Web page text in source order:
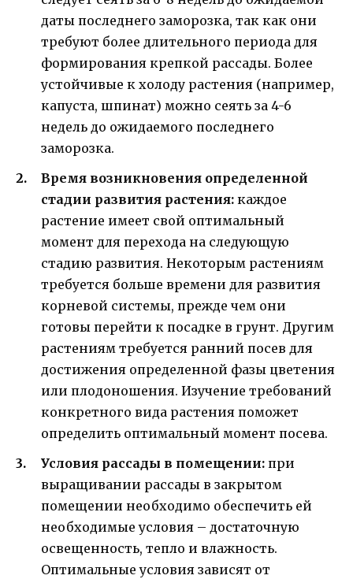
даты последнего заморозка, так как они
требуют более длительного периода для
формирования крепкой рассады. Более
устойчивые к холоду растения (например,
капуста, шпинат) можно сеять за 4-6
недель до ожидаемого последнего
заморозка.
Время возникновения определенной
стадии развития растения: каждое
растение имеет свой оптимальный
момент для перехода на следующую
стадию развития. Некоторым растениям
требуется больше времени для развития
корневой системы, прежде чем они
готовы перейти к посадке в грунт. Другим
растениям требуется ранний посев для
достижения определенной фазы цветения
или плодоношения. Изучение требований
конкретного вида растения поможет
определить оптимальный момент посева.
Условия рассады в помещении: при
выращивании рассады в закрытом
помещении необходимо обеспечить ей
необходимые условия – достаточную
освещенность, тепло и влажность.
Оптимальные условия зависят от